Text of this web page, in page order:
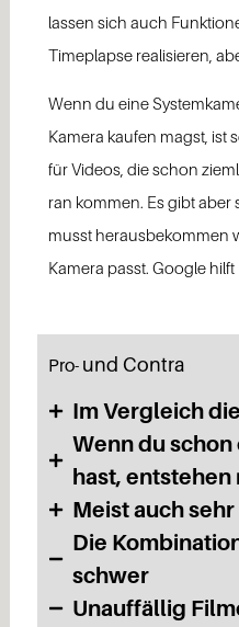
lassen sich auch
Timeplapse realisieren,
Wenn du eine
Kamera kaufen magst, ist
für Videos, die schon
ran kommen. Es gibt aber
musst herausbekommen
Kamera passt. Google
Pro- und Contra
Im Vergleich
Wenn du
hast,
Meist auch
Die
schwer
Unauffällig